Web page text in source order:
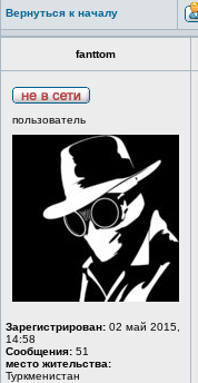
Вернуться к началу
fanttom
пользователь
Зарегистрирован: 02 май 2015,
14:58
Сообщения: 51
место жительства:
Туркменистан